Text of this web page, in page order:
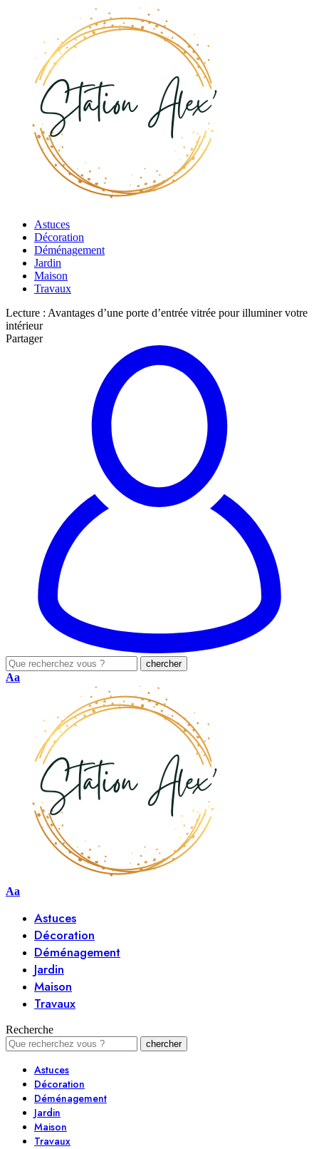
Astuces
Décoration
Déménagement
Jardin
Maison
Travaux
Lecture : Avantages d’une porte d’entrée vitrée pour illuminer votre
intérieur
Partager
Aa
Aa
Astuces
Décoration
Déménagement
Jardin
Maison
Travaux
Recherche
Astuces
Décoration
Déménagement
Jardin
Maison
Travaux